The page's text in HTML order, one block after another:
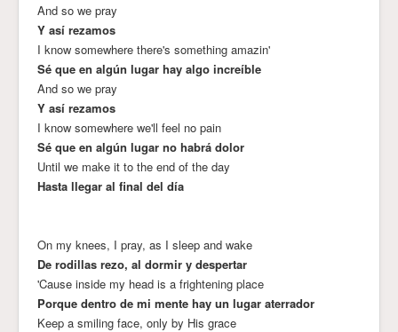
And so we pray
Y así rezamos
I know somewhere there's something amazin'
Sé que en algún lugar hay algo increíble
And so we pray
Y así rezamos
I know somewhere we'll feel no pain
Sé que en algún lugar no habrá dolor
Until we make it to the end of the day
Hasta llegar al final del día
On my knees, I pray, as I sleep and wake
De rodillas rezo, al dormir y despertar
'Cause inside my head is a frightening place
Porque dentro de mi mente hay un lugar aterrador
Keep a smiling face, only by His grace